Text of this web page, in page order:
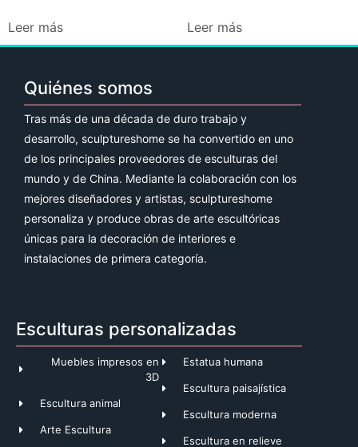
Leer más Leer más
Quiénes somos
Tras más de una década de duro trabajo y
desarrollo, sculptureshome se ha convertido en uno
de los principales proveedores de esculturas del
mundo y de China. Mediante la colaboración con los
mejores diseñadores y artistas, sculptureshome
personaliza y produce obras de arte escultóricas
únicas para la decoración de interiores e
instalaciones de primera categoría.
Esculturas personalizadas
Muebles impresos en
3D
Escultura animal
Arte Escultura
Estatua humana
Escultura paisajística
Escultura moderna
Escultura en relieve